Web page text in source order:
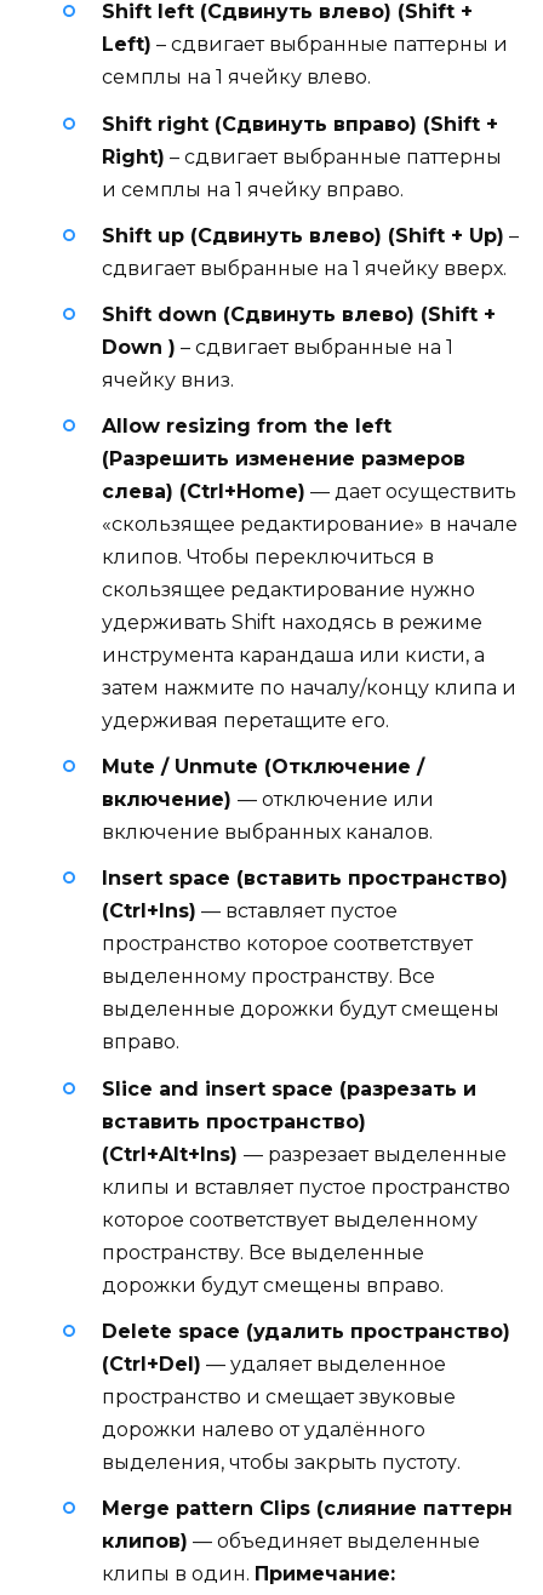
Shift left (Сдвинуть влево) (Shift +
Left) – сдвигает выбранные паттерны и
семплы на 1 ячейку влево.
Shift right (Сдвинуть вправо) (Shift +
Right) – сдвигает выбранные паттерны
и семплы на 1 ячейку вправо.
Shift up (Сдвинуть влево) (Shift + Up) –
сдвигает выбранные на 1 ячейку вверх.
Shift down (Сдвинуть влево) (Shift +
Down ) – сдвигает выбранные на 1
ячейку вниз.
Allow resizing from the left
(Разрешить изменение размеров
слева) (Ctrl+Home) — дает осуществить
«скользящее редактирование» в начале
клипов. Чтобы переключиться в
скользящее редактирование нужно
удерживать Shift находясь в режиме
инструмента карандаша или кисти, а
затем нажмите по началу/концу клипа и
удерживая перетащите его.
Mute / Unmute (Отключение /
включение) — отключение или
включение выбранных каналов.
Insert space (вставить пространство)
(Ctrl+Ins) — вставляет пустое
пространство которое соответствует
выделенному пространству. Все
выделенные дорожки будут смещены
вправо.
Slice and insert space (разрезать и
вставить пространство)
(Ctrl+Alt+Ins) — разрезает выделенные
клипы и вставляет пустое пространство
которое соответствует выделенному
пространству. Все выделенные
дорожки будут смещены вправо.
Delete space (удалить пространство)
(Ctrl+Del) — удаляет выделенное
пространство и смещает звуковые
дорожки налево от удалённого
выделения, чтобы закрыть пустоту.
Merge pattern Clips (слияние паттерн
клипов) — объединяет выделенные
клипы в один. Примечание: